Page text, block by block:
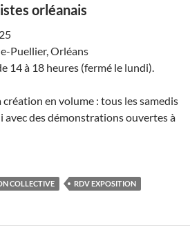
orléanais
Puellier, Orléans
14 à 18 heures (fermé le lundi).
en volume : tous les samedis
avec des démonstrations ouvertes à
COLLECTIVE RDV EXPOSITION